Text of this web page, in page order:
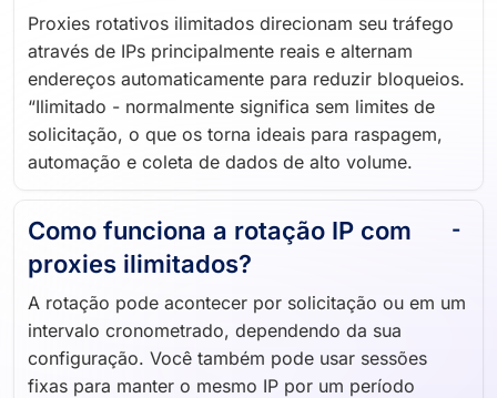
Proxies rotativos ilimitados direcionam seu tráfego
através de IPs principalmente reais e alternam
endereços automaticamente para reduzir bloqueios.
“Ilimitado - normalmente significa sem limites de
solicitação, o que os torna ideais para raspagem,
automação e coleta de dados de alto volume.
Como funciona a rotação IP com
proxies ilimitados?
A rotação pode acontecer por solicitação ou em um
intervalo cronometrado, dependendo da sua
configuração. Você também pode usar sessões
fixas para manter o mesmo IP por um período